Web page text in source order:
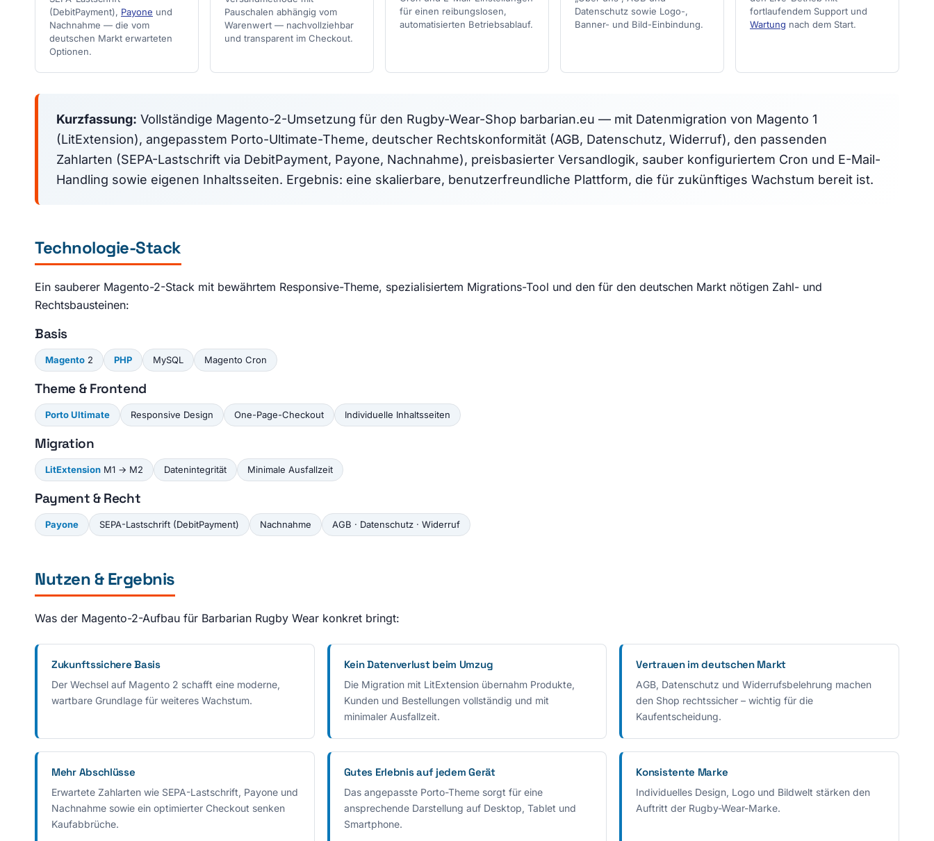
(DebitPayment), Payone und
Nachnahme — die vom
deutschen Markt erwarteten
Optionen.
Pauschalen abhängig vom
Warenwert — nachvollziehbar
und transparent im Checkout.
für einen reibungslosen,
automatisierten Betriebsablauf.
Datenschutz sowie Logo-,
Banner- und Bild-Einbindung.
fortlaufendem Support und
Wartung nach dem Start.
Kurzfassung: Vollständige Magento-2-Umsetzung für den Rugby-Wear-Shop barbarian.eu — mit Datenmigration von Magento 1
(LitExtension), angepasstem Porto-Ultimate-Theme, deutscher Rechtskonformität (AGB, Datenschutz, Widerruf), den passenden
Zahlarten (SEPA-Lastschrift via DebitPayment, Payone, Nachnahme), preisbasierter Versandlogik, sauber konfiguriertem Cron und E-Mail-
Handling sowie eigenen Inhaltsseiten. Ergebnis: eine skalierbare, benutzerfreundliche Plattform, die für zukünftiges Wachstum bereit ist.
Technologie-Stack
Ein sauberer Magento-2-Stack mit bewährtem Responsive-Theme, spezialisiertem Migrations-Tool und den für den deutschen Markt nötigen Zahl- und
Rechtsbausteinen:
Basis
Magento 2 PHP MySQL Magento Cron
Theme & Frontend
Porto Ultimate Responsive Design One-Page-Checkout Individuelle Inhaltsseiten
Migration
LitExtension M1 → M2 Datenintegrität Minimale Ausfallzeit
Payment & Recht
Payone SEPA-Lastschrift (DebitPayment) Nachnahme AGB · Datenschutz · Widerruf
Nutzen & Ergebnis
Was der Magento-2-Aufbau für Barbarian Rugby Wear konkret bringt:
Zukunftssichere Basis
Der Wechsel auf Magento 2 schafft eine moderne,
wartbare Grundlage für weiteres Wachstum.
Kein Datenverlust beim Umzug
Die Migration mit LitExtension übernahm Produkte,
Kunden und Bestellungen vollständig und mit
minimaler Ausfallzeit.
Vertrauen im deutschen Markt
AGB, Datenschutz und Widerrufsbelehrung machen
den Shop rechtssicher – wichtig für die
Kaufentscheidung.
Mehr Abschlüsse
Erwartete Zahlarten wie SEPA-Lastschrift, Payone und
Nachnahme sowie ein optimierter Checkout senken
Kaufabbrüche.
Gutes Erlebnis auf jedem Gerät
Das angepasste Porto-Theme sorgt für eine
ansprechende Darstellung auf Desktop, Tablet und
Smartphone.
Konsistente Marke
Individuelles Design, Logo und Bildwelt stärken den
Auftritt der Rugby-Wear-Marke.